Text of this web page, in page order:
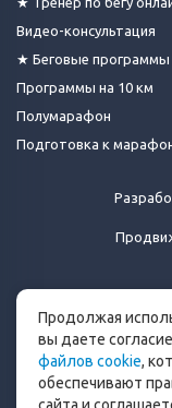
Видео-консультация
★ Беговые программы
Программы на 10 км
Полумарафон
Подготовка к
Продолжая
вы даете
файлов cookie,
обеспечивают